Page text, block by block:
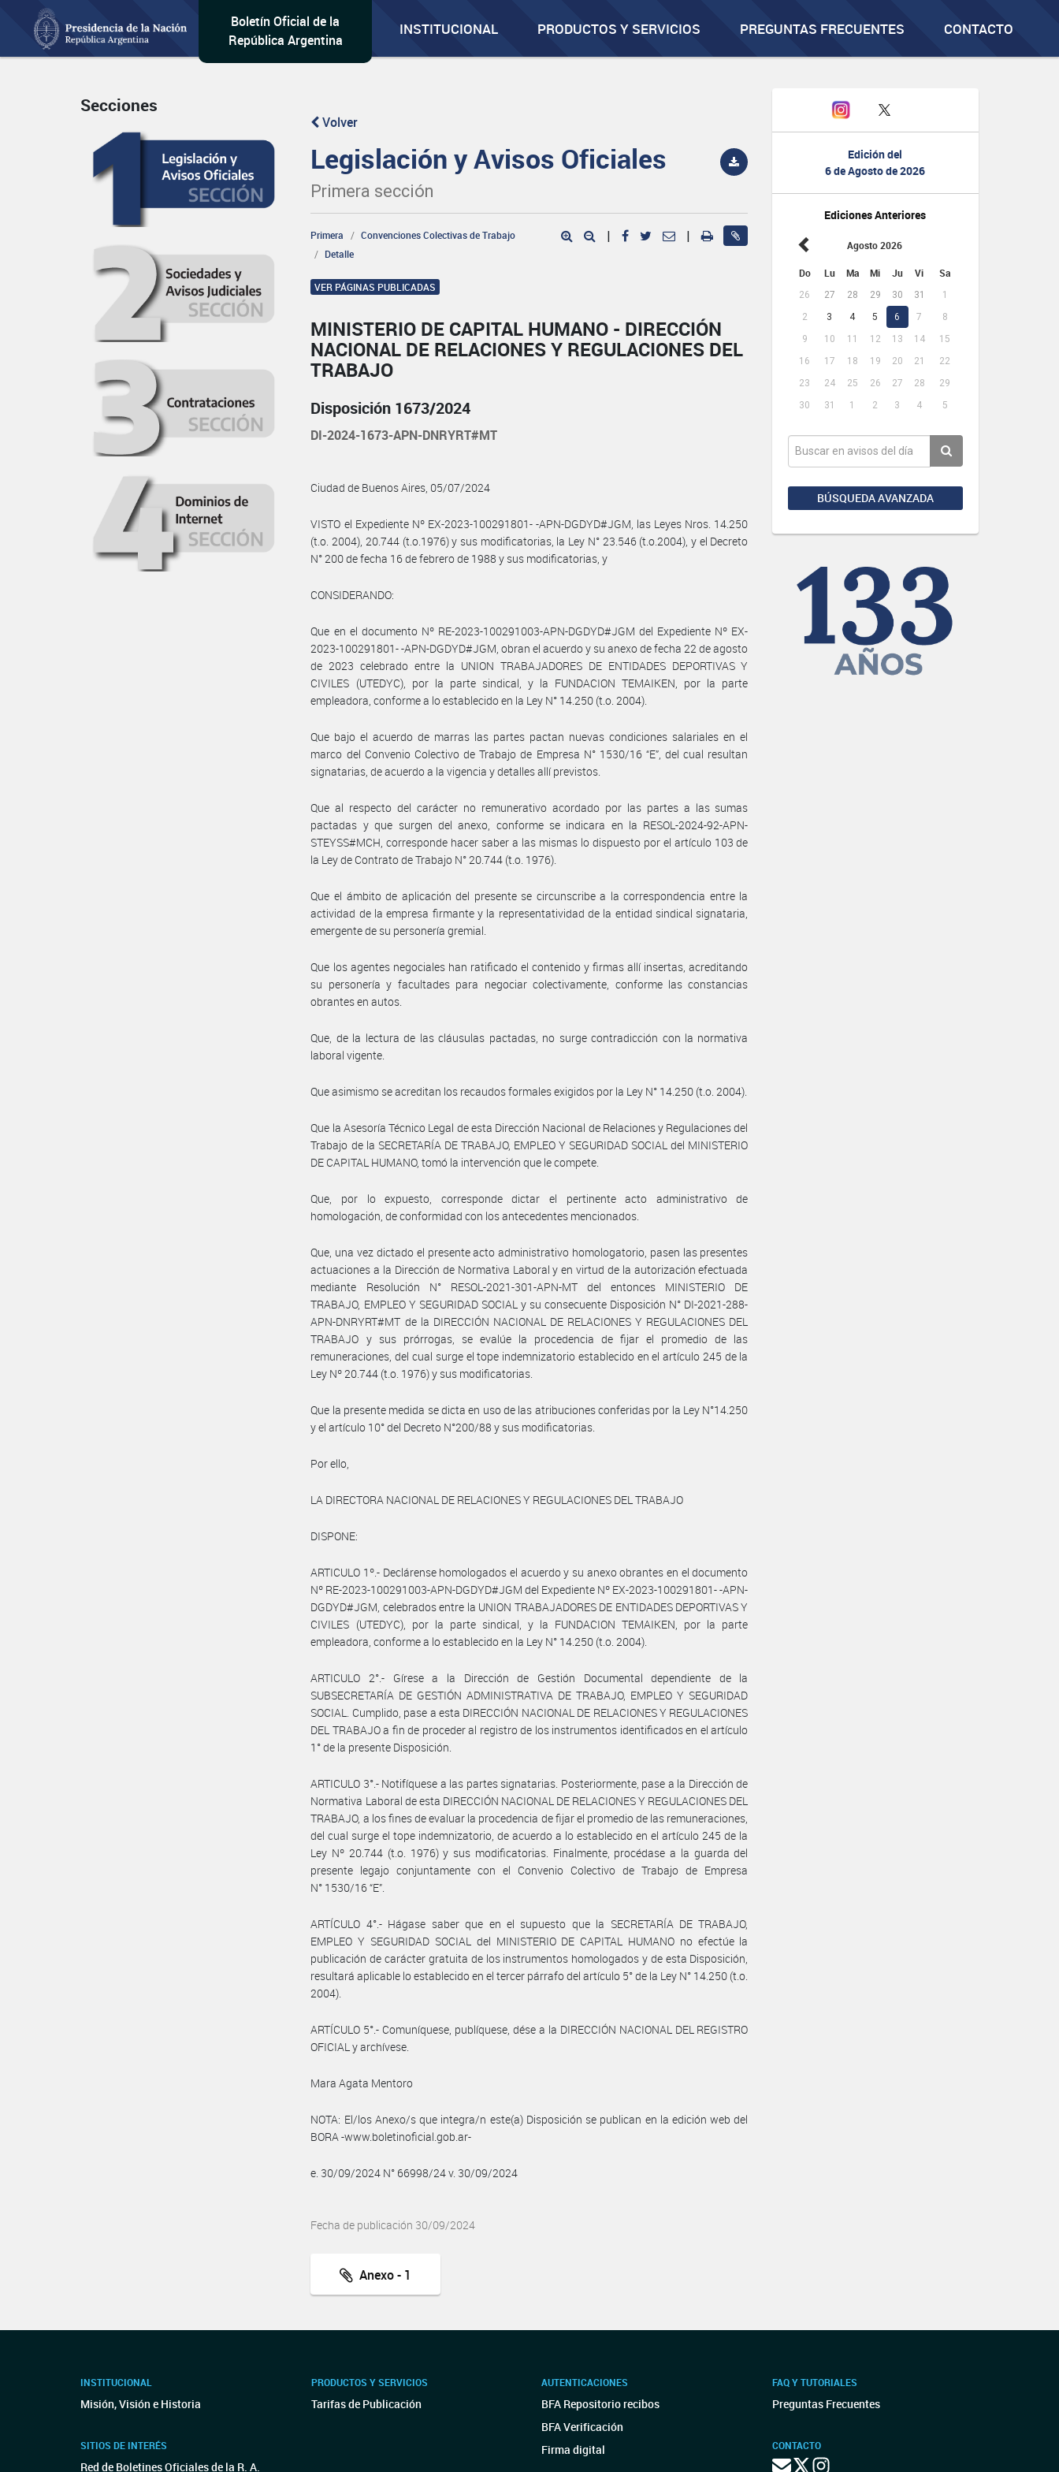
Boletín Oficial de la
República Argentina
INSTITUCIONAL PRODUCTOS Y SERVICIOS PREGUNTAS FRECUENTES CONTACTO
Edición del
6 de Agosto de 2026
Ediciones Anteriores
Agosto 2026
Do Lu Ma Mi Ju Vi Sa
26 27 28 29 30 31
1
2
3 4 5 6 7
8
9
10 11 12 13 14
15
16
17 18 19 20 21
22
23
24 25 26 27 28
29
30
31 1 2 3 4 5
BÚSQUEDA AVANZADA
Secciones
Volver
Legislación y Avisos Oficiales
Primera sección
Primera
Convenciones Colectivas de Trabajo
Detalle
| |
VER PÁGINAS PUBLICADAS
MINISTERIO DE CAPITAL HUMANO - DIRECCIÓN
NACIONAL DE RELACIONES Y REGULACIONES DEL
TRABAJO
Disposición 1673/2024
DI-2024-1673-APN-DNRYRT#MT
Ciudad de Buenos Aires, 05/07/2024
VISTO el Expediente Nº EX-2023-100291801- -APN-DGDYD#JGM, las Leyes Nros. 14.250
(t.o. 2004), 20.744 (t.o.1976) y sus modificatorias, la Ley N° 23.546 (t.o.2004), y el Decreto
N° 200 de fecha 16 de febrero de 1988 y sus modificatorias, y
CONSIDERANDO:
Que en el documento Nº RE-2023-100291003-APN-DGDYD#JGM del Expediente Nº EX-
2023-100291801- -APN-DGDYD#JGM, obran el acuerdo y su anexo de fecha 22 de agosto
de 2023 celebrado entre la UNION TRABAJADORES DE ENTIDADES DEPORTIVAS Y
CIVILES (UTEDYC), por la parte sindical, y la FUNDACION TEMAIKEN, por la parte
empleadora, conforme a lo establecido en la Ley N° 14.250 (t.o. 2004).
Que bajo el acuerdo de marras las partes pactan nuevas condiciones salariales en el
marco del Convenio Colectivo de Trabajo de Empresa N° 1530/16 “E”, del cual resultan
signatarias, de acuerdo a la vigencia y detalles allí previstos.
Que al respecto del carácter no remunerativo acordado por las partes a las sumas
pactadas y que surgen del anexo, conforme se indicara en la RESOL-2024-92-APN-
STEYSS#MCH, corresponde hacer saber a las mismas lo dispuesto por el artículo 103 de
la Ley de Contrato de Trabajo N° 20.744 (t.o. 1976).
Que el ámbito de aplicación del presente se circunscribe a la correspondencia entre la
actividad de la empresa firmante y la representatividad de la entidad sindical signataria,
emergente de su personería gremial.
Que los agentes negociales han ratificado el contenido y firmas allí insertas, acreditando
su personería y facultades para negociar colectivamente, conforme las constancias
obrantes en autos.
Que, de la lectura de las cláusulas pactadas, no surge contradicción con la normativa
laboral vigente.
Que asimismo se acreditan los recaudos formales exigidos por la Ley N° 14.250 (t.o. 2004).
Que la Asesoría Técnico Legal de esta Dirección Nacional de Relaciones y Regulaciones del
Trabajo de la SECRETARÍA DE TRABAJO, EMPLEO Y SEGURIDAD SOCIAL del MINISTERIO
DE CAPITAL HUMANO, tomó la intervención que le compete.
Que, por lo expuesto, corresponde dictar el pertinente acto administrativo de
homologación, de conformidad con los antecedentes mencionados.
Que, una vez dictado el presente acto administrativo homologatorio, pasen las presentes
actuaciones a la Dirección de Normativa Laboral y en virtud de la autorización efectuada
mediante Resolución N° RESOL-2021-301-APN-MT del entonces MINISTERIO DE
TRABAJO, EMPLEO Y SEGURIDAD SOCIAL y su consecuente Disposición N° DI-2021-288-
APN-DNRYRT#MT de la DIRECCIÓN NACIONAL DE RELACIONES Y REGULACIONES DEL
TRABAJO y sus prórrogas, se evalúe la procedencia de fijar el promedio de las
remuneraciones, del cual surge el tope indemnizatorio establecido en el artículo 245 de la
Ley Nº 20.744 (t.o. 1976) y sus modificatorias.
Que la presente medida se dicta en uso de las atribuciones conferidas por la Ley N°14.250
y el artículo 10° del Decreto N°200/88 y sus modificatorias.
Por ello,
LA DIRECTORA NACIONAL DE RELACIONES Y REGULACIONES DEL TRABAJO
DISPONE:
ARTICULO 1º.- Declárense homologados el acuerdo y su anexo obrantes en el documento
Nº RE-2023-100291003-APN-DGDYD#JGM del Expediente Nº EX-2023-100291801- -APN-
DGDYD#JGM, celebrados entre la UNION TRABAJADORES DE ENTIDADES DEPORTIVAS Y
CIVILES (UTEDYC), por la parte sindical, y la FUNDACION TEMAIKEN, por la parte
empleadora, conforme a lo establecido en la Ley N° 14.250 (t.o. 2004).
ARTICULO 2°.- Gírese a la Dirección de Gestión Documental dependiente de la
SUBSECRETARÍA DE GESTIÓN ADMINISTRATIVA DE TRABAJO, EMPLEO Y SEGURIDAD
SOCIAL. Cumplido, pase a esta DIRECCIÓN NACIONAL DE RELACIONES Y REGULACIONES
DEL TRABAJO a fin de proceder al registro de los instrumentos identificados en el artículo
1° de la presente Disposición.
ARTICULO 3°.- Notifíquese a las partes signatarias. Posteriormente, pase a la Dirección de
Normativa Laboral de esta DIRECCIÓN NACIONAL DE RELACIONES Y REGULACIONES DEL
TRABAJO, a los fines de evaluar la procedencia de fijar el promedio de las remuneraciones,
del cual surge el tope indemnizatorio, de acuerdo a lo establecido en el artículo 245 de la
Ley Nº 20.744 (t.o. 1976) y sus modificatorias. Finalmente, procédase a la guarda del
presente legajo conjuntamente con el Convenio Colectivo de Trabajo de Empresa
N° 1530/16 “E”.
ARTÍCULO 4°.- Hágase saber que en el supuesto que la SECRETARÍA DE TRABAJO,
EMPLEO Y SEGURIDAD SOCIAL del MINISTERIO DE CAPITAL HUMANO no efectúe la
publicación de carácter gratuita de los instrumentos homologados y de esta Disposición,
resultará aplicable lo establecido en el tercer párrafo del artículo 5° de la Ley N° 14.250 (t.o.
2004).
ARTÍCULO 5°.- Comuníquese, publíquese, dése a la DIRECCIÓN NACIONAL DEL REGISTRO
OFICIAL y archívese.
Mara Agata Mentoro
NOTA: El/los Anexo/s que integra/n este(a) Disposición se publican en la edición web del
BORA -www.boletinoficial.gob.ar-
e. 30/09/2024 N° 66998/24 v. 30/09/2024
Fecha de publicación 30/09/2024
Anexo - 1
INSTITUCIONAL
Misión, Visión e Historia
SITIOS DE INTERÉS
Red de Boletines Oficiales de la R. A.
PRODUCTOS Y SERVICIOS
Tarifas de Publicación
AUTENTICACIONES
BFA Repositorio recibos
BFA Verificación
Firma digital
FAQ Y TUTORIALES
Preguntas Frecuentes
CONTACTO